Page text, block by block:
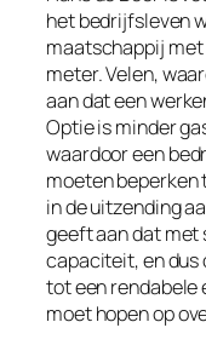
het bedrijfsleven
maatschappij met
meter. Velen,
aan dat een
Optie is minder
waardoor een
moeten beperken
in de uitzending
geeft aan dat met
capaciteit, en dus
tot een rendabele
moet hopen op